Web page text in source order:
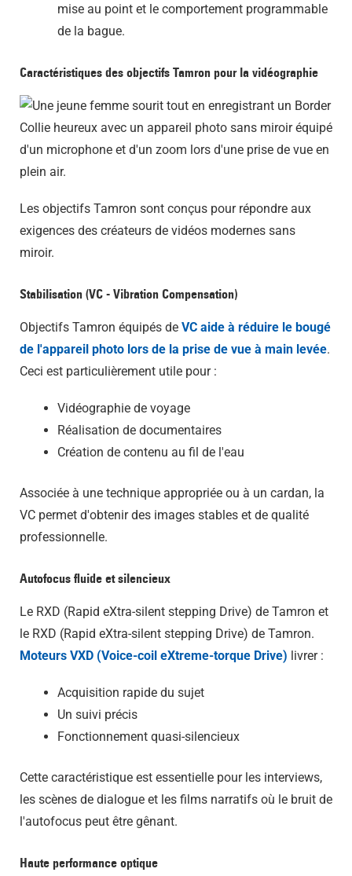
mise au point et le comportement programmable
de la bague.
Caractéristiques des objectifs Tamron pour la vidéographie
Les objectifs Tamron sont conçus pour répondre aux
exigences des créateurs de vidéos modernes sans
miroir.
Stabilisation (VC - Vibration Compensation)
Objectifs Tamron équipés de VC aide à réduire le bougé
de l'appareil photo lors de la prise de vue à main levée.
Ceci est particulièrement utile pour :
Vidéographie de voyage
Réalisation de documentaires
Création de contenu au fil de l'eau
Associée à une technique appropriée ou à un cardan, la
VC permet d'obtenir des images stables et de qualité
professionnelle.
Autofocus fluide et silencieux
Le RXD (Rapid eXtra-silent stepping Drive) de Tamron et
le RXD (Rapid eXtra-silent stepping Drive) de Tamron.
Moteurs VXD (Voice-coil eXtreme-torque Drive) livrer :
Acquisition rapide du sujet
Un suivi précis
Fonctionnement quasi-silencieux
Cette caractéristique est essentielle pour les interviews,
les scènes de dialogue et les films narratifs où le bruit de
l'autofocus peut être gênant.
Haute performance optique